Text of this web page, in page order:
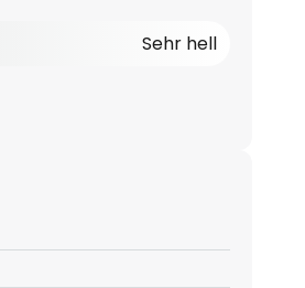
Sehr hell